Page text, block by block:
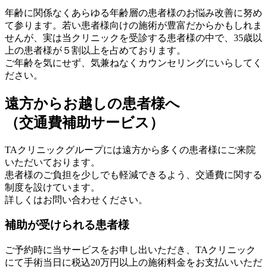
年齢に関係なくあらゆる年齢層の患者様のお悩み改善に努め
て参ります。若い患者様向けの施術が豊富だからかもしれま
せんが、実は当クリニックを受診する患者様の中で、 35歳以
上の患者様が５割以上 を占めております。
ご年齢を気にせず、気兼ねなくカウンセリングにいらしてく
ださい。
遠方からお越しの患者様へ
（交通費補助サービス ）
TAクリニックグループには遠方から多くの患者様にご来院
いただいております。
患者様のご負担を少しでも軽減できるよう、交通費に関する
制度を設けています。
詳しくはお問い合わせください。
補助が受けられる患者様
ご予約時に当サービスをお申し出いただき、TAクリニック
にて手術当日に税込20万円以上の施術料金をお支払いいただ